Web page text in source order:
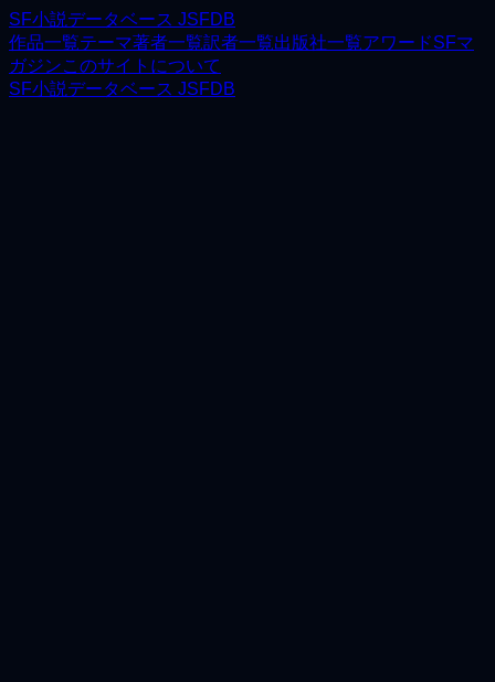
SF小説データベース JSFDB
作品一覧テーマ著者一覧訳者一覧出版社一覧アワードSFマ
ガジンこのサイトについて
SF小説データベース JSFDB